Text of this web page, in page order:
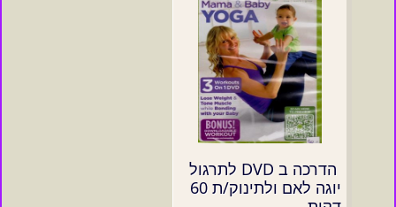
הדרכה ב DVD לתרגול
יוגה לאם ולתינוק/ת 60